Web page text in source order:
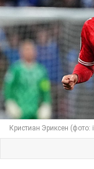
Кристиан Эриксен